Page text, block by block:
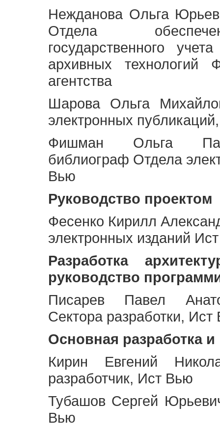
Нежданова Ольга
Отдела
государственного
архивных технологий
агентства
Шарова Ольга
электронных
Фишман Ольга
библиограф Отдела
Вью
Руководство проектом
Фесенко Кирилл
электронных изданий
Разработка
руководство
Писарев Павел
Сектора разработки,
Основная разработка
Кирин Евгений
разработчик, Ист Вью
Тубашов Сергей
Вью